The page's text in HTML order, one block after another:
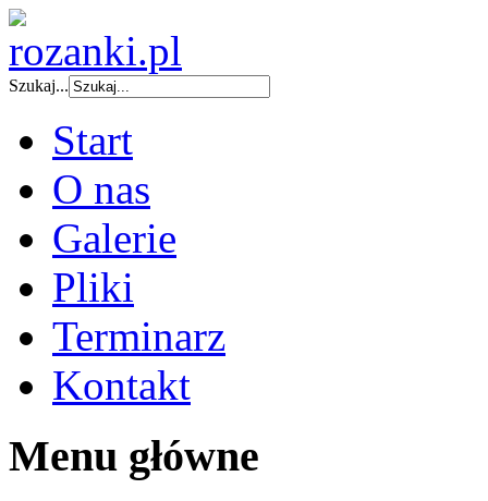
Szukaj...
Start
O nas
Galerie
Pliki
Terminarz
Kontakt
Menu główne